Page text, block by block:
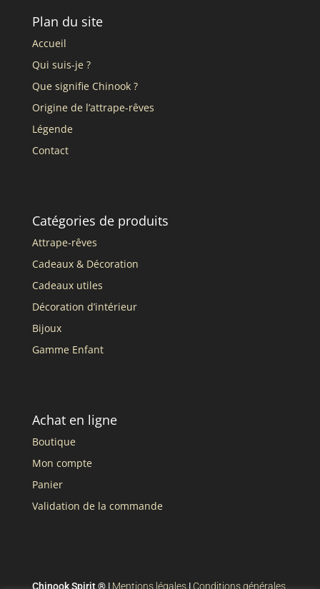
Plan du site
Accueil
Qui suis-je ?
Que signifie Chinook ?
Origine de l’attrape-rêves
Légende
Contact
Catégories de produits
Attrape-rêves
Cadeaux & Décoration
Cadeaux utiles
Décoration d’intérieur
Bijoux
Gamme Enfant
Achat en ligne
Boutique
Mon compte
Panier
Validation de la commande
Chinook Spirit ® | Mentions légales| Conditions générales